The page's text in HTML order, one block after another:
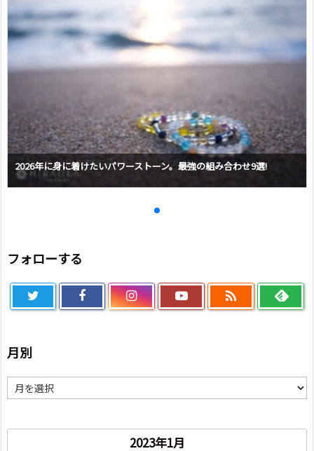
2026年に身に着けたいパワーストーン。最強の組み合わせ9選!
フォローする

月別
別
2023年1月